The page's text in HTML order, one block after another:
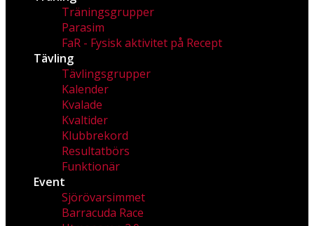
Träningsgrupper
Parasim
FaR - Fysisk aktivitet på Recept
Tävling
Tävlingsgrupper
Kalender
Kvalade
Kvaltider
Klubbrekord
Resultatbörs
Funktionär
Event
Sjörövarsimmet
Barracuda Race